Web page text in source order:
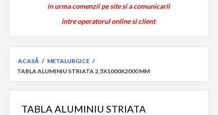
in urma comenzii pe site si a comunicarii
intre operatorul online si client
ACASĂ / METALURGICE /
TABLA ALUMINIU STRIATA 2,5X1000X2000 MM
TABLA ALUMINIU STRIATA